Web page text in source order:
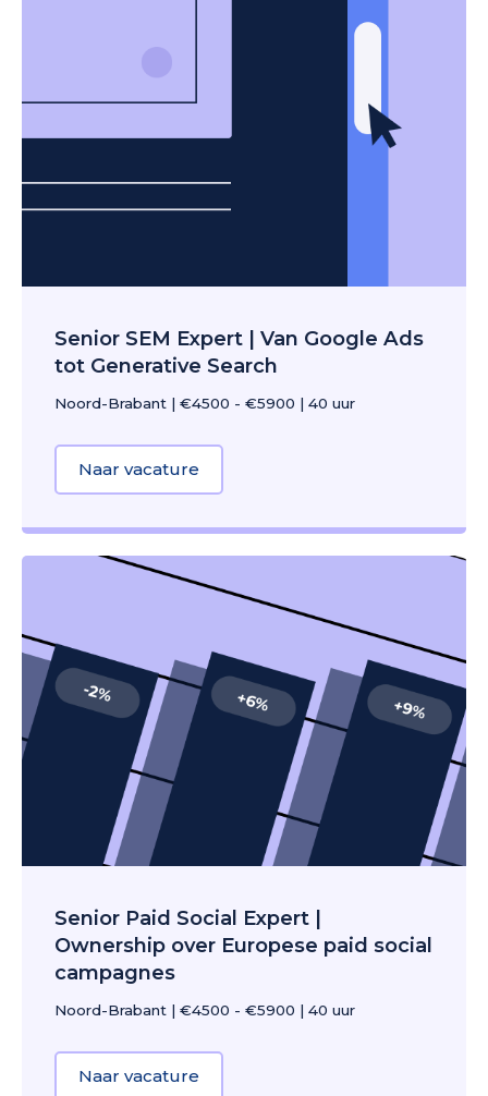
Senior SEM Expert | Van Google Ads
tot Generative Search
Noord-Brabant | €4500 - €5900 | 40 uur
Naar vacature
Senior Paid Social Expert |
Ownership over Europese paid social
campagnes
Noord-Brabant | €4500 - €5900 | 40 uur
Naar vacature